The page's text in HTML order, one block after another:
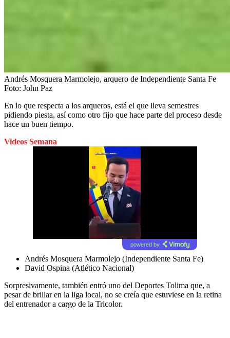
Andrés Mosquera Marmolejo, arquero de Independiente Santa Fe
Foto: John Paz
En lo que respecta a los arqueros, está el que lleva semestres
pidiendo piesta, así como otro fijo que hace parte del proceso desde
hace un buen tiempo.
Videos Semana
powered by
Andrés Mosquera Marmolejo (Independiente Santa Fe)
David Ospina (Atlético Nacional)
Sorpresivamente, también entró uno del Deportes Tolima que, a
pesar de brillar en la liga local, no se creía que estuviese en la retina
del entrenador a cargo de la Tricolor.